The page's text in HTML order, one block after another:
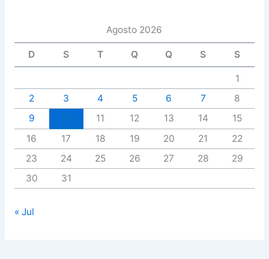
Agosto 2026
D S T Q Q S S
1
2
3 4 5 6 7
8
9
11 12 13 14
15
16
17 18 19 20 21
22
23
24 25 26 27 28
29
30
31
« Jul